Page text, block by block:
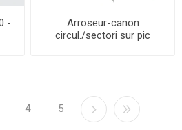
-
Arroseur-canon
circul./sectori sur pic
4 5